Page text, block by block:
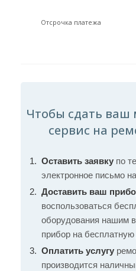
Отсрочка платежа
Чтобы сдать ваш
сервис на
Оставить заявку по
электронное письмо на
Доставить ваш
воспользоваться
оборудования нашим
прибор на бесплатную
Оплатить услугу
производится